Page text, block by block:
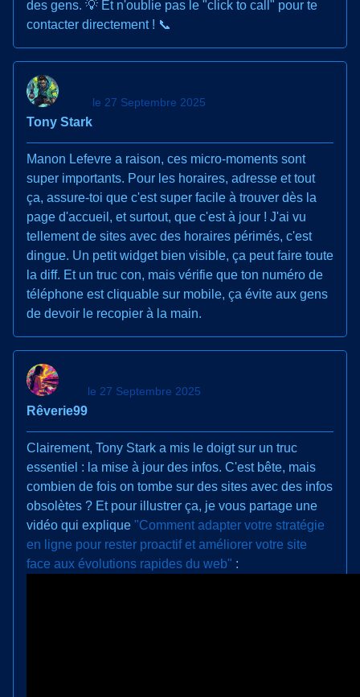
des gens. 💡 Et n'oublie pas le "click to call" pour te
contacter directement ! 📞
Tony Stark
le 27 Septembre 2025
Manon Lefevre a raison, ces micro-moments sont
super importants. Pour les horaires, adresse et tout
ça, assure-toi que c'est super facile à trouver dès la
page d'accueil, et surtout, que c'est à jour ! J'ai vu
tellement de sites avec des horaires périmés, c'est
dingue. Un petit widget bien visible, ça peut faire toute
la diff. Et un truc con, mais vérifie que ton numéro de
téléphone est cliquable sur mobile, ça évite aux gens
de devoir le recopier à la main.
Rêverie99
le 27 Septembre 2025
Clairement, Tony Stark a mis le doigt sur un truc
essentiel : la mise à jour des infos. C'est bête, mais
combien de fois on tombe sur des sites avec des infos
obsolètes ? Et pour illustrer ça, je vous partage une
vidéo qui explique "Comment adapter votre stratégie
en ligne pour rester proactif et améliorer votre site
face aux évolutions rapides du web" :